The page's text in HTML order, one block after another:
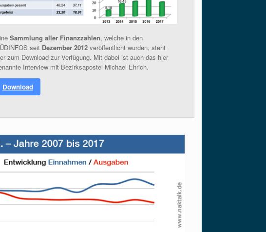
Sammlung aller Finanzzahlen, welche in den
seit Dezember 2012veröffentlicht wurden, steht
zum Download zur Verfügung. Mit dabei ist auch das hier
Interview mit Bezirksapostel Michael Ehrich.
Download